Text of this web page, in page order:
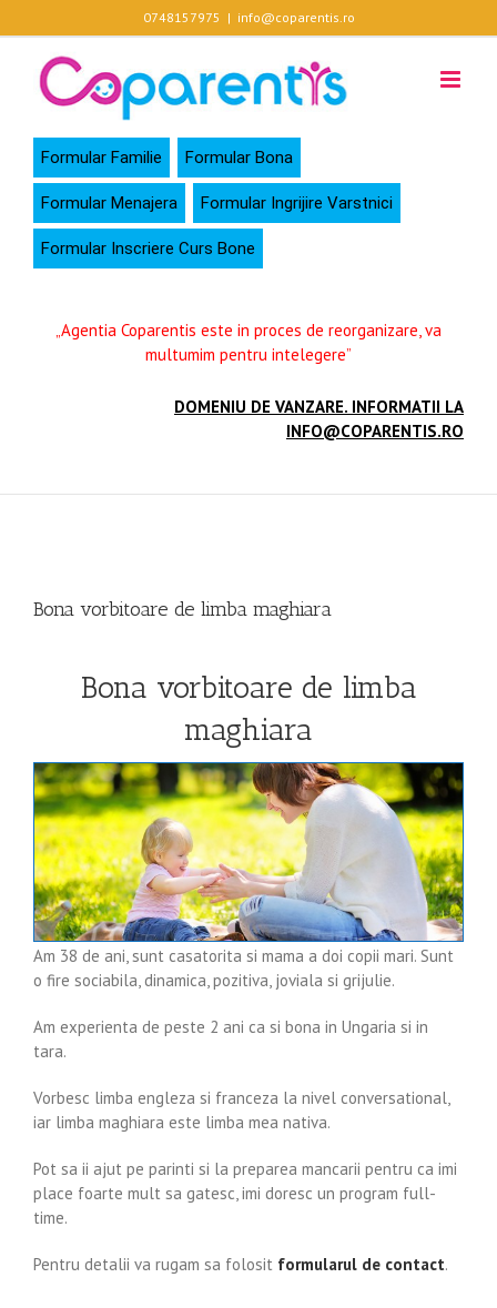
to
content
0748157975 | info@coparentis.ro
Formular Familie Formular Bona
Formular Menajera Formular Ingrijire Varstnici
Formular Inscriere Curs Bone
„Agentia Coparentis este in proces de reorganizare, va
multumim pentru intelegere”
DOMENIU DE VANZARE. INFORMATII LA
INFO@COPARENTIS.RO
Image
Bona vorbitoare de limba maghiara
Bona vorbitoare de limba
maghiara
Am 38 de ani, sunt casatorita si mama a doi copii mari. Sunt
o fire sociabila, dinamica, pozitiva, joviala si grijulie.
Am experienta de peste 2 ani ca si bona in Ungaria si in
tara.
Vorbesc limba engleza si franceza la nivel conversational,
iar limba maghiara este limba mea nativa.
Pot sa ii ajut pe parinti si la preparea mancarii pentru ca imi
place foarte mult sa gatesc, imi doresc un program full-
time.
Pentru detalii va rugam sa folosit formularul de contact.